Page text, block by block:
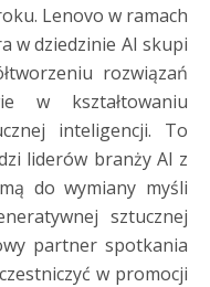
Lenovo w ramach
w dziedzinie AI skupi
rozwiązań
w kształtowaniu
inteligencji. To
liderów branży AI z
do wymiany myśli
sztucznej
partner spotkania
w promocji